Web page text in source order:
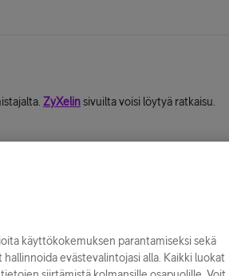
ZyXelinsivuilta voisi löytyä ratkaisu.
käyttökokemuksen parantamiseksi sekä
evästevalintojasi alla. Kaikki luokat